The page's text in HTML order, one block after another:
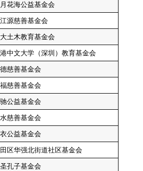
花海公益基金会
源慈善基金会
土木教育基金会
中文大学（深圳）教育基金会
慈善基金会
慈善基金会
公益基金会
慈善基金会
公益基金会
区华强北街道社区基金会
孔子基金会